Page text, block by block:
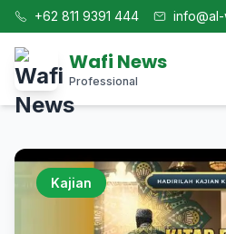
+62 811 9391 444
Wafi News
Professional
Home
News
Kajian